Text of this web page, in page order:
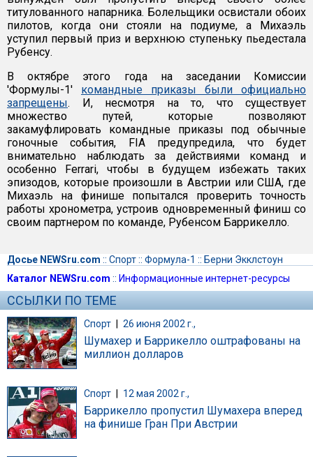
титулованного напарника. Болельщики освистали обоих
пилотов, когда они стояли на подиуме, а Михаэль
уступил первый приз и верхнюю ступеньку пьедестала
Рубенсу.
В октябре этого года на заседании Комиссии
'Формулы-1' командные приказы были официально
запрещены. И, несмотря на то, что существует
множество путей, которые позволяют
закамуфлировать командные приказы под обычные
гоночные события, FIA предупредила, что будет
внимательно наблюдать за действиями команд и
особенно Ferrari, чтобы в будущем избежать таких
эпизодов, которые произошли в Австрии или США, где
Михаэль на финише попытался проверить точность
работы хронометра, устроив одновременный финиш со
своим партнером по команде, Рубенсом Баррикелло.
Досье NEWSru.com :: Спорт:: Формула-1 :: Берни Экклстоун
Каталог NEWSru.com :: Информационные интернет-ресурсы
ССЫЛКИ ПО ТЕМЕ
Спорт | 26 июня 2002 г.,
Шумахер и Баррикелло оштрафованы на
миллион долларов
Спорт 12 мая 2002 г.,
Баррикелло пропустил Шумахера вперед
на финише Гран При Австрии